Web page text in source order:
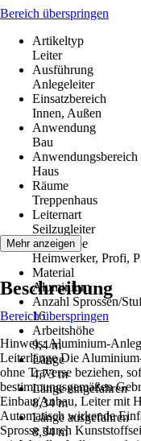
Bereich überspringen
Artikeltyp
Leiter
Ausführung
Anlegeleiter
Einsatzbereich
Innen, Außen
Anwendung
Bau
Anwendungsbereich
Haus
Räume
Treppenhaus
Leiternart
Seilzugleiter
Zielgruppe
Heimwerker, Profi,
Material
Aluminium
Anzahl Sprossen/
16
Arbeitshöhe
9,4 m
Länge
4,73 m
Länge eingefahren
8,34 m
Länge ausgefahren
8,34 m
Mehr anzeigen
Beschreibung
Bereich überspringen
Hinweis: Aluminium-
Leiterlänge Die
ohne Traverse beziehen,
bestimmungsgemäßen
Einbau/Anbau, Leiter mit
Automatisch wirkende
Sprosse durch